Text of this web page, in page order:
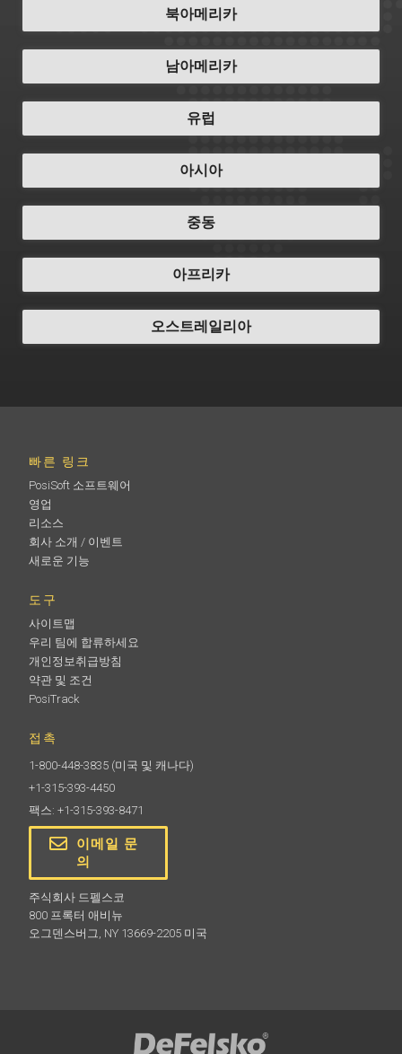
북아메리카
남아메리카
유럽
아시아
중동
아프리카
오스트레일리아
빠른 링크
PosiSoft 소프트웨어
영업
리소스
회사 소개 / 이벤트
새로운 기능
도구
사이트맵
우리 팀에 합류하세요
개인정보취급방침
약관 및 조건
PosiTrack
접촉
1-800-448-3835 (미국 및 캐나다)
+1-315-393-4450
팩스: +1-315-393-8471
이메일 문
의
주식회사 드펠스코
800 프록터 애비뉴
오그덴스버그, NY 13669-2205 미국